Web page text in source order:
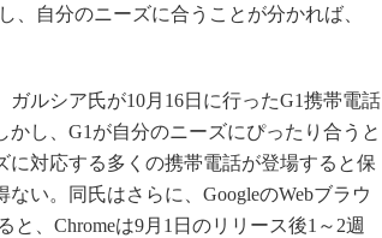
、自分のニーズに合うことが分かれば、
ルシア氏が10月16日に行ったG1携帯電話
し、G1が自分のニーズにぴったり合うと
対応する多くの携帯電話が登場すると保
い。同氏はさらに、GoogleのWebブラウ
と、Chromeは9月1日のリリース後1～2週